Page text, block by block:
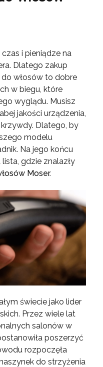
i pieniądze na
Dlatego zakup
włosów to dobre
w biegu, które
wyglądu. Musisz
jakości urządzenia,
Dlatego, by
modelu
Na jego końcu
gdzie znalazły
Moser.
świecie jako lider
Przez wiele lat
salonów w
poszerzyć
rozpoczęła
do strzyżenia